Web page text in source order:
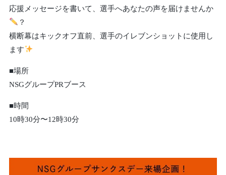
応援メッセージを書いて、選手へあなたの声を届けませんか
？
横断幕はキックオフ直前、選手のイレブンショットに使用し
ます
■場所
NSGグループPRブース
■時間
10時30分〜12時30分